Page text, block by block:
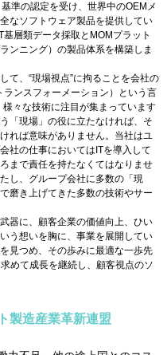
準の認定を受け、世界中のOEMメ
なソフトウェア製品を提供してい
層類データ採取とMOMプラット
ンニング）の製品体系を構築しま
て、“現場視点”に拘ることを会社の
ンスフォーメーション）という言
々な技術に注目が集まっています
「現場」の役に立たなければ、そ
れば意味がありません。当社はユ
社の仕事においてはITを導入して
まで責任を持たなくてはなりませ
し、グループ会社に多数の「現
磨き上げてきた多数の技術やサー
器に、顧客企業の価値向上、ひい
う想いを胸に、事業を展開してい
見つめ、その歩みに最適な一歩先
めて成長を継続し、顧客視点のソ
製造産業革新連盟